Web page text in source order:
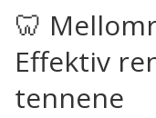
🦷
Effektiv
tennene